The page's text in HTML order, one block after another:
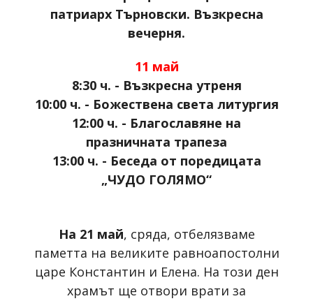
патриарх Търновски. Възкресна
вечерня.
11 май
8:30 ч. - Възкресна утреня
10:00 ч. - Божествена света литургия
12:00 ч. - Благославяне на
празничната трапеза
13:00 ч. - Беседа от поредицата
„ЧУДО ГОЛЯМО“
На 21 май, сряда, отбелязваме
паметта на великите равноапостолни
царе Константин и Елена. На този ден
храмът ще отвори врати за